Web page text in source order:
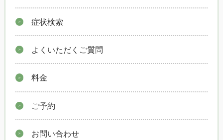
症状検索
よくいただくご質問
料金
ご予約
お問い合わせ